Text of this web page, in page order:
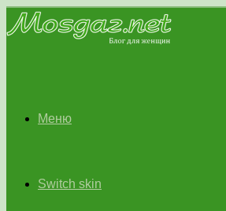
Меню
Switch skin